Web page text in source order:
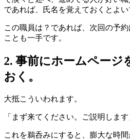
であれば、氏名を覚えておくとよい
この職員は？であれば、次回の予
ことも一手です。
2. 事前にホームページ
おく。
大抵こういわれます。
「まず来てください。ご説明します
これを鵜呑みにすると、膨大な時